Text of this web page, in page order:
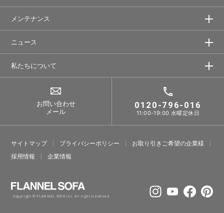
メンテナンス
ニュース
私たちについて
お問い合わせ
メール
0120-796-016
11:00-19:00 水曜定休日
サイトマップ プライバシーポリシー
お取り引きご希望の企業様
採⽤情報
企業情報
Copyright © FLANNEL SOFA Inc. All rights reserved